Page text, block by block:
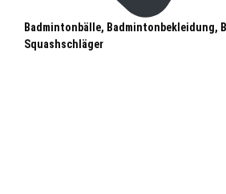
Badmintonbälle, Badmintonbekleidung,
Squashschläger